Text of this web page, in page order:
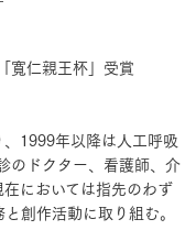
寬仁親王杯」受賞
1999年以降は人工呼吸
のドクター、看護師、介
においては指先のわず
創作活動に取り組む。